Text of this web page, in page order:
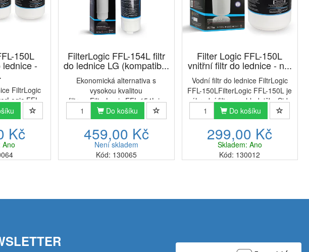
150L
-
FiltrLogic
FFL-
filtr pro
by Side
LT500P /
chladni...
Kč
Ano
FilterLogic FFL-154L filtr
do lednice LG (kompatib...
Ekonomická alternativa s
vysokou kvalitou
filtraceFilterLogic FFL-154L je
náhradní filtr pro chladničky Side
by Side (americký typ) za LG
LT800P / ADQ73613401 vnitřní
vodní filtr do chladničky.FilterL...
Do košíku
459,00 Kč
Není skladem
Kód: 130065
Filter Logic FFL-150L
vnitřní filtr do lednice - n...
Vodní filtr do lednice FiltrLogic
FFL-150LFilterLogic FFL-150L je
náhradní filtr pro chladničky Side
by Side (americký typ) za LG
LT500P / ADQ72910901 /
5231JA2002A vnitřní vodní filtr
do chladničky. ...
Do košíku
299,00 Kč
Skladem: Ano
Kód: 130012